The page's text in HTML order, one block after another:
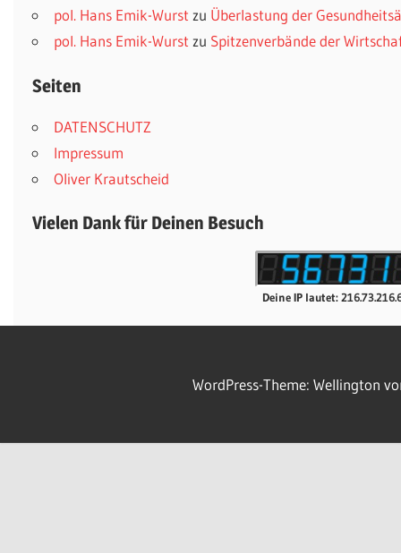
pol. Hans Emik-Wurst zu Überlastung der
pol. Hans Emik-Wurst zu Spitzenverbände der
Seiten
DATENSCHUTZ
Impressum
Oliver Krautscheid
Vielen Dank für Deinen Besuch
Deine IP lautet:
WordPress-Theme: Wellington